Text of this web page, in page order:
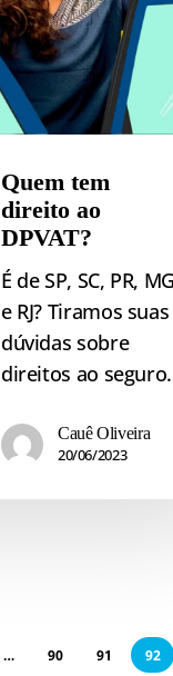
Quem tem
direito ao
DPVAT?
É de SP, SC, PR, MG
e RJ? Tiramos suas
dúvidas sobre
direitos ao
Cauê Oliveira
20/06/2023
… 90 91
92